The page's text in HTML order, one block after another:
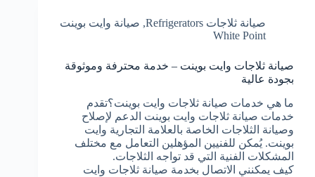
صيانة ثلاجات Refrigerators , صيانة وايت بوينت
White Point
صيانة ثلاجات وايت بوينت – خدمة محترفة وموثوقة
بجودة عالية
ما هي خدمات صيانة ثلاجات وايت بوينت؟تقدم
خدمات صيانة ثلاجات وايت بوينت الدعم لإصلاح
وصيانة الثلاجات الخاصة بالعلامة التجارية وايت
بوينت. يُمكن للفنيين المؤهلين التعامل مع مختلف
المشكلات الفنية التي قد تواجه الثلاجات.
كيف يمكنني الاتصال بخدمة صيانة ثلاجات وايت